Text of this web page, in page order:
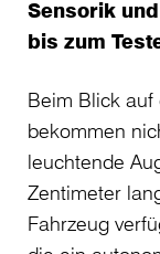
Sensorik
bis zum
Beim Blick auf
bekommen
leuchtende
Zentimeter
Fahrzeug